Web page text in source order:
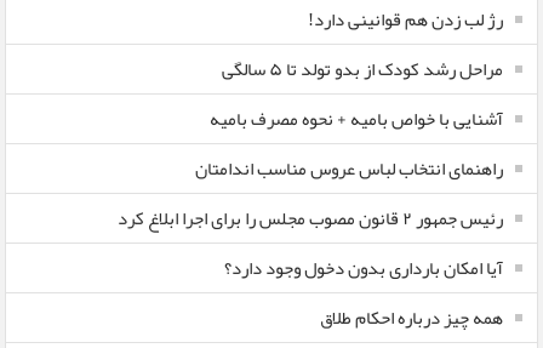
رژ لب زدن هم قوانینی دارد!
مراحل رشد کودک از بدو تولد تا ۵ سالگی
آشنایی با خواص بامیه + نحوه مصرف بامیه
راهنمای انتخاب لباس عروس مناسب اندامتان
رئیس جمهور ۲ قانون مصوب مجلس را برای اجرا ابلاغ کرد
آیا امکان بارداری بدون دخول وجود دارد؟
همه چیز درباره احکام طلاق